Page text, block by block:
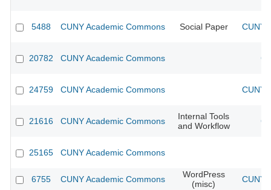
5488 CUNY Academic Commons Social Paper CUNY
20782 CUNY Academic Commons
24759 CUNY Academic Commons CUNY
21616 CUNY Academic Commons
Internal Tools
and Workflow
25165 CUNY Academic Commons
6755 CUNY Academic Commons
WordPress
(misc)
CUNY